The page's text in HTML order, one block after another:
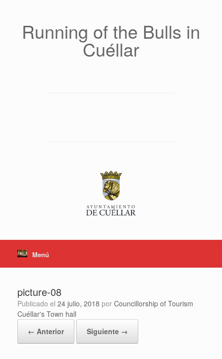
Running of the Bulls in
Cuéllar
Menú
picture-08
Publicado el 24 julio, 2018 por Councillorship of Tourism
Cuéllar's Town hall
← Anterior
Siguiente →